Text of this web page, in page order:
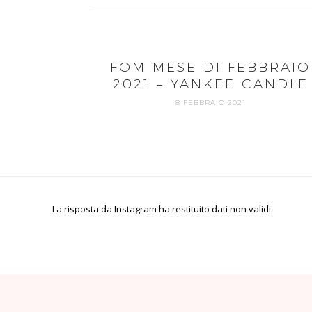
FOM MESE DI FEBBRAIO
2021 – YANKEE CANDLE
8 FEBBRAIO 2021
La risposta da Instagram ha restituito dati non validi.